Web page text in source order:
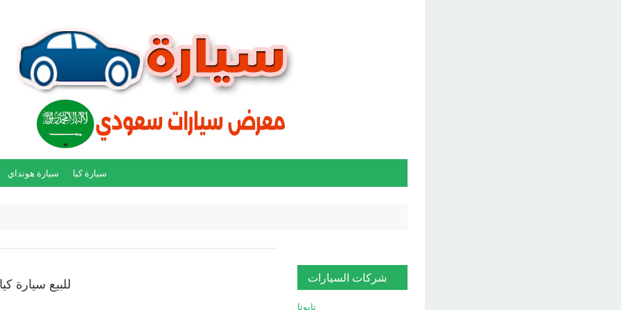
سيارة هونداي سيارة كيا
للبيع سيارة شركات السيارات
تايوتا